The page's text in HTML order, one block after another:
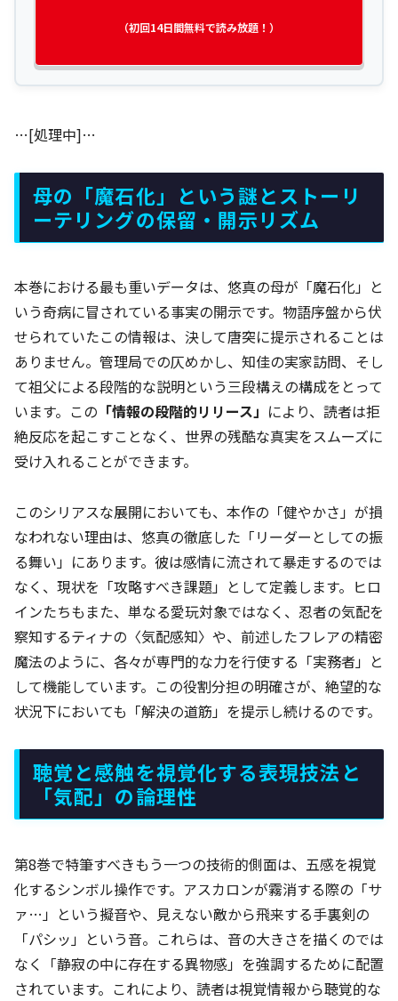
（初回14日間無料で読み放題！）
…[処理中]…
母の「魔石化」という謎とストーリ
ーテリングの保留・開示リズム
本巻における最も重いデータは、悠真の母が「魔石化」と
いう奇病に冒されている事実の開示です。物語序盤から伏
せられていたこの情報は、決して唐突に提示されることは
ありません。管理局での仄めかし、知佳の実家訪問、そし
て祖父による段階的な説明という三段構えの構成をとって
います。この 「情報の段階的リリース」 により、読者は拒
絶反応を起こすことなく、世界の残酷な真実をスムーズに
受け入れることができます。
このシリアスな展開においても、本作の「健やかさ」が損
なわれない理由は、悠真の徹底した「リーダーとしての振
る舞い」にあります。彼は感情に流されて暴走するのでは
なく、現状を「攻略すべき課題」として定義します。ヒロ
インたちもまた、単なる愛玩対象ではなく、忍者の気配を
察知するティナの〈気配感知〉や、前述したフレアの精密
魔法のように、各々が専門的な力を行使する「実務者」と
して機能しています。この役割分担の明確さが、絶望的な
状況下においても「解決の道筋」を提示し続けるのです。
聴覚と感触を視覚化する表現技法と
「気配」の論理性
第8巻で特筆すべきもう一つの技術的側面は、五感を視覚
化するシンボル操作です。アスカロンが霧消する際の「サ
ァ…」という擬音や、見えない敵から飛来する手裏剣の
「パシッ」という音。これらは、音の大きさを描くのでは
なく「静寂の中に存在する異物感」を強調するために配置
されています。これにより、読者は視覚情報から聴覚的な